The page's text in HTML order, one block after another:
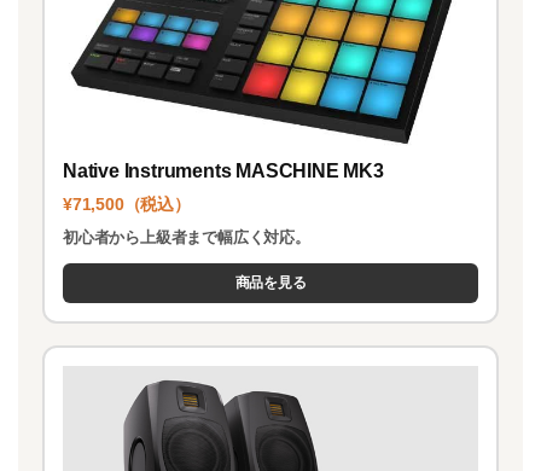
Native Instruments MASCHINE MK3
¥71,500（税込）
初心者から上級者まで幅広く対応。
商品を見る